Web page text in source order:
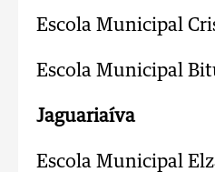
Escola Municipal
Escola Municipal
Jaguariaíva
Escola Municipal